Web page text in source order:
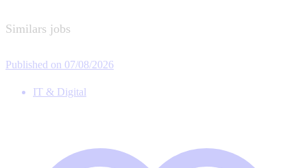
Similars jobs
Published on 07/08/2026
IT & Digital